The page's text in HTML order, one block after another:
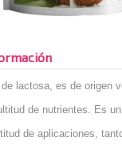
lactosa, es de origen
de nutrientes. Es
de aplicaciones,